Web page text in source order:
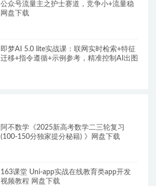
公众号流量主之护士赛道，竞争小+流量稳
网盘下载
即梦AI 5.0 lite实战课：联网实时检索+特征
迁移+指令遵循+示例参考，精准控制AI出图
阿不数学《2025新高考数学二三轮复习
(100-150分独家提分秘籍) 》网盘下载
163课堂 Uni-app实战在线教育类app开发
视频教程 网盘下载